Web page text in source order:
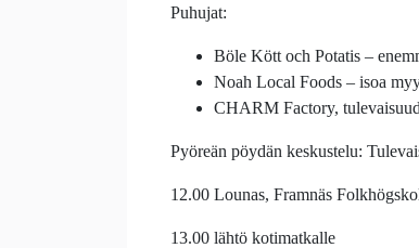
Puhujat:
Böle Kött och Potatis –
Noah Local Foods – isoa
CHARM Factory,
Pyöreän pöydän keskustelu:
12.00 Lounas, Framnäs
13.00 lähtö kotimatkalle